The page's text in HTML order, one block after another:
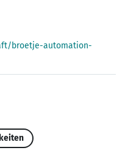
broetje-automation-